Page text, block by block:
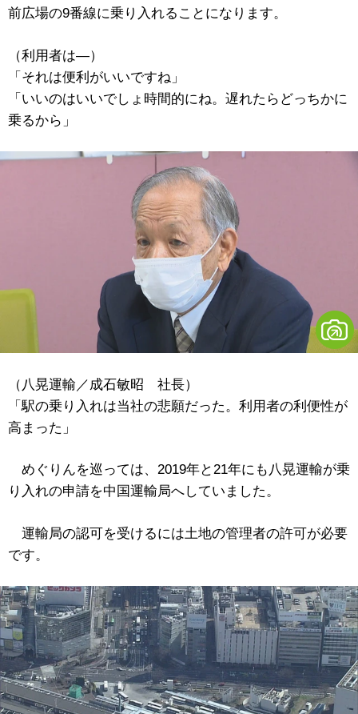
前広場の9番線に乗り入れることになります。
（利用者は―）
「それは便利がいいですね」
「いいのはいいでしょ時間的にね。遅れたらどっちかに
乗るから」
（八晃運輸／成石敏昭 社長）
「駅の乗り入れは当社の悲願だった。利用者の利便性が
高まった」
めぐりんを巡っては、2019年と21年にも八晃運輸が乗
り入れの申請を中国運輸局へしていました。
運輸局の認可を受けるには土地の管理者の許可が必要
です。